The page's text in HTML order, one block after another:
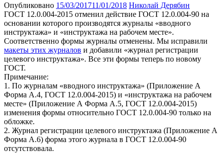
Опубликовано 15/03/201711/01/2018 Николай Дерябин
ГОСТ 12.0.004-2015 отменил действие ГОСТ 12.0.004-90 на
основании которого производятся журналы «вводного
инструктажа» и «инструктажа на рабочем месте».
Соответственно формы журналы отменены. Мы исправили
макеты этих журналов и добавили «журнал регистрации
целевого инструктажа». Все эти формы теперь по новому
ГОСТ.
Примечание:
1. По журналам «вводного инструктажа» (Приложение А
Форма А.4, ГОСТ 12.0.004-2015) и «инструктажа на рабочем
месте» (Приложение А Форма А.5, ГОСТ 12.0.004-2015)
изменения формы относительно ГОСТ 12.0.004-90 только на
обложке.
2. Журнал регистрации целевого инструктажа (Приложение А
Форма А.6) форма этого журнала в ГОСТ 12.0.004-90
отсутствовала.